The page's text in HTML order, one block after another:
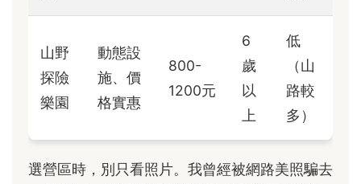
山野
探險
樂園
動態設
施、價
格實惠
800-
1200元
6
歲
以
上
低
（山
路較
多）
選營區時，別只看照片。我曾經被網路美照騙去